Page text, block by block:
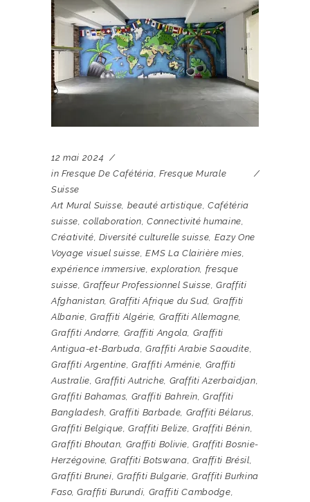
12 mai 2024
in Fresque De Cafétéria,Fresque Murale
Suisse
Art Mural Suisse, beauté artistique,Cafétéria
suisse,collaboration, Connectivité humaine,
Créativité, Diversité culturelle suisse, Eazy One
Voyage visuel suisse,EMS La Clairière mies,
expérience immersive,exploration, fresque
suisse,Graffeur Professionnel Suisse,Graffiti
Afghanistan,Graffiti Afrique du Sud, Graffiti
Albanie, Graffiti Algérie, Graffiti Allemagne,
Graffiti Andorre, Graffiti Angola, Graffiti
Antigua-et-Barbuda,Graffiti Arabie Saoudite,
Graffiti Argentine,Graffiti Arménie, Graffiti
Australie,Graffiti Autriche, Graffiti Azerbaïdjan,
Graffiti Bahamas, Graffiti Bahreïn,Graffiti
Bangladesh, Graffiti Barbade, Graffiti Bélarus,
Graffiti Belgique,Graffiti Belize,Graffiti Bénin,
Graffiti Bhoutan, Graffiti Bolivie,Graffiti Bosnie-
Herzégovine,Graffiti Botswana, Graffiti Brésil,
Graffiti Brunei,Graffiti Bulgarie,Graffiti Burkina
Faso, Graffiti Burundi, Graffiti Cambodge,